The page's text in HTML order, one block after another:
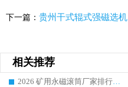
下一篇： 贵州干式辊式强磁选机
相关推荐
2026 矿用永磁滚筒厂家排行榜选购干货指南 行业口碑标杆华体会手机网页版-华体会(中国) 实力出众